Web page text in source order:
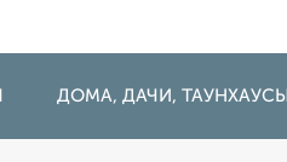
ДОМА, ДАЧИ, ТАУНХАУСЫ